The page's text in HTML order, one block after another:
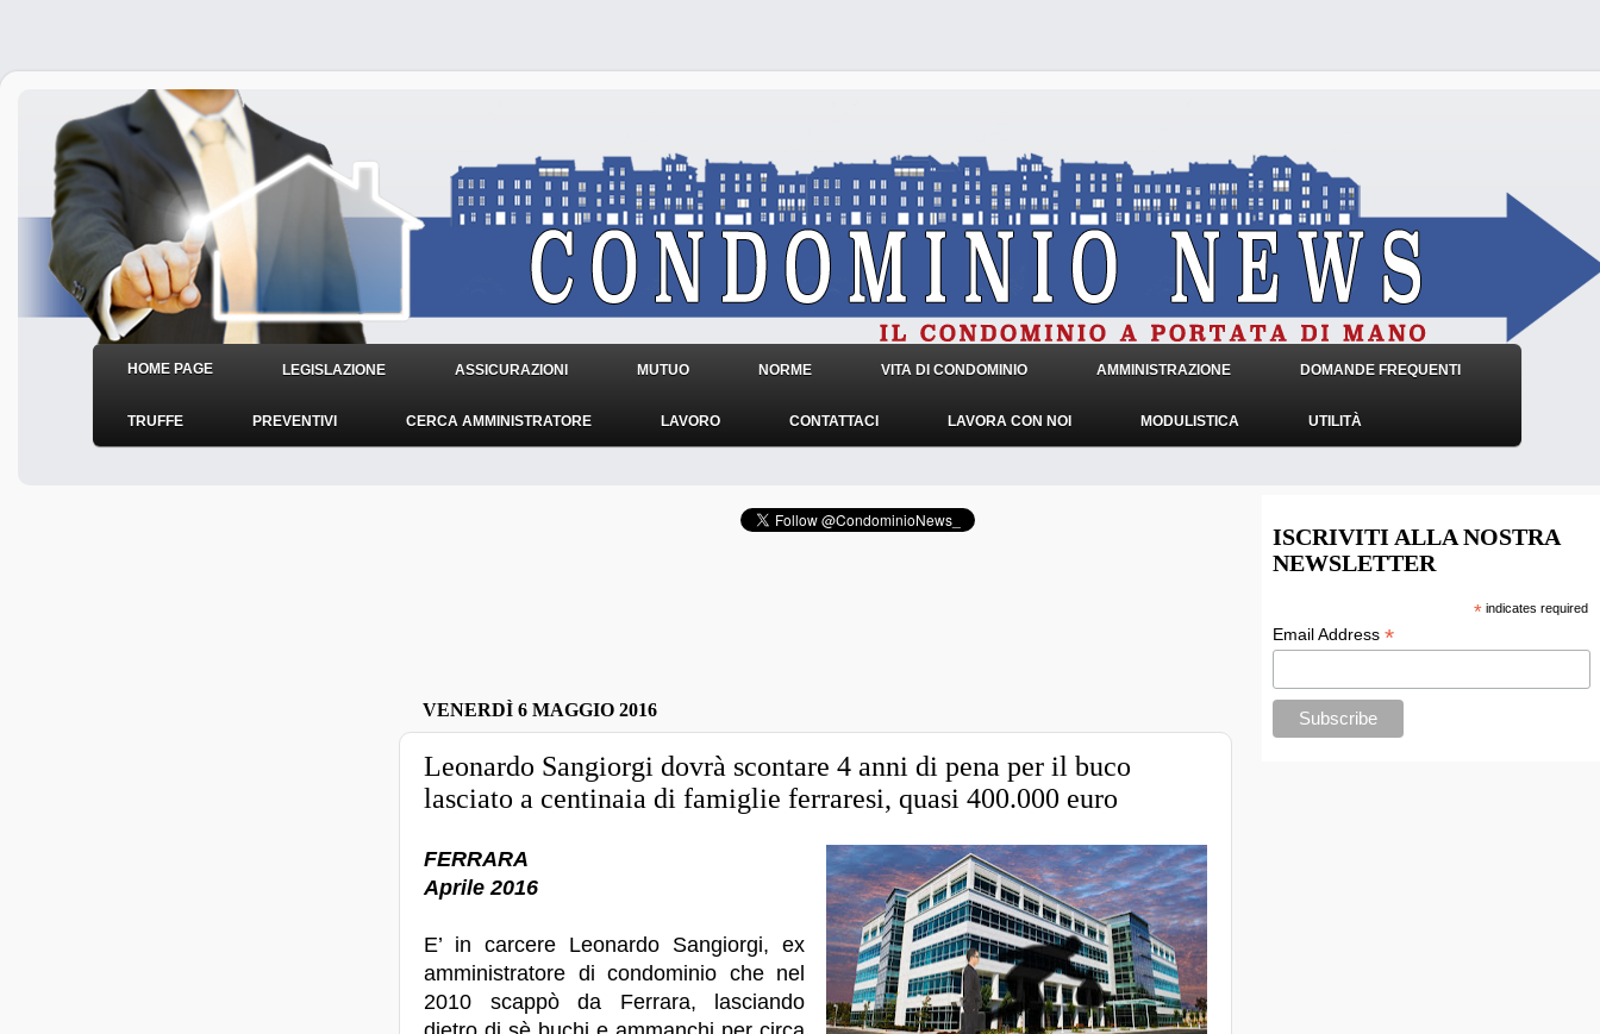
HOME PAGE LEGISLAZIONE ASSICURAZIONI MUTUO NORME VITA DI CONDOMINIO AMMINISTRAZIONE DOMANDE FREQUENTI
TRUFFE PREVENTIVI CERCA AMMINISTRATORE LAVORO CONTATTACI LAVORA CON NOI MODULISTICA UTILITÀ
VENERDÌ 6 MAGGIO 2016
Leonardo Sangiorgi dovrà scontare 4 anni di pena per il buco
lasciato a centinaia di famiglie ferraresi, quasi 400.000 euro
FERRARA
Aprile 2016
E’ in carcere Leonardo Sangiorgi, ex
amministratore di condominio che nel
2010 scappò da Ferrara, lasciando
ISCRIVITI ALLA NOSTRA
NEWSLETTER
*indicates required
Email Address *